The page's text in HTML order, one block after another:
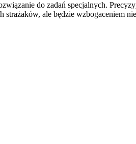
do zadań specjalnych.
strażaków, ale będzie wzbogaceniem